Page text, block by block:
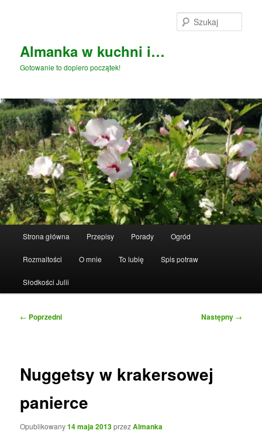
Almanka w kuchni i…
Gotowanie to dopiero początek!
Strona główna Przepisy Porady Ogród
Rozmaitości O mnie To lubię Spis potraw
Słodkości Julii
Nawigacja
← Poprzedni Następny →
Nuggetsy w krakersowej
panierce
Opublikowany14 maja 2013przezAlmanka